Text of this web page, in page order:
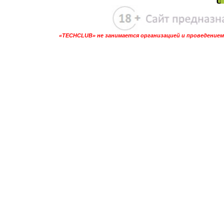
«TECHCLUB» не занимается организацией и